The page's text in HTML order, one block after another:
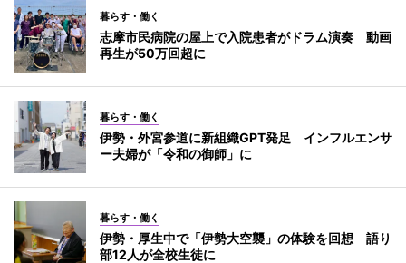
暮らす・働く
志摩市民病院の屋上で入院患者がドラム演奏 動画
再生が50万回超に
暮らす・働く
伊勢・外宮参道に新組織GPT発足 インフルエンサ
ー夫婦が「令和の御師」に
暮らす・働く
伊勢・厚生中で「伊勢大空襲」の体験を回想 語り
部12人が全校生徒に